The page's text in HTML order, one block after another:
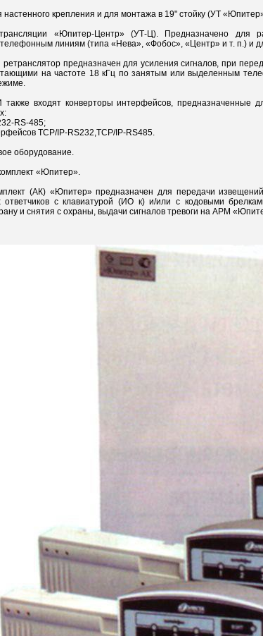
настенного крепления и для монтажа в 19" стойку (УТ
«Юпитер-Центр» (УТ-Ц). Предназначено для
линиям (типа «Нева», «Фобос», «Центр» и т. п.) и
ретранслятор предназначен для усиления сигналов, при
на частоте 18 кГц по занятым или выделенным
входят конверторы интерфейсов, предназначенные
RS-485;
TCP/IP-RS232,TCP/IP-RS485.
оборудование.
«Юпитер».
(АК) «Юпитер» предназначен для передачи
ответчиков с клавиатурой (ИО к) и/или с кодовыми
и снятия с охраны, выдачи сигналов тревоги на АРМ